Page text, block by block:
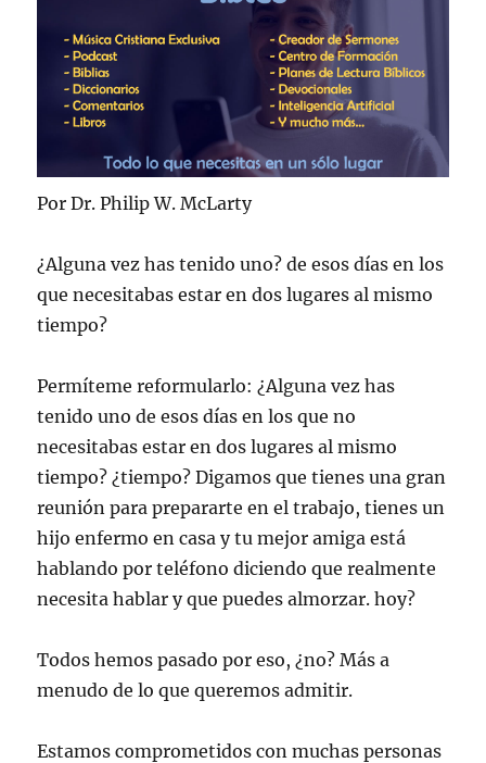
Por Dr. Philip W. McLarty
¿Alguna vez has tenido uno? de esos días en los
que necesitabas estar en dos lugares al mismo
tiempo?
Permíteme reformularlo: ¿Alguna vez has
tenido uno de esos días en los que no
necesitabas estar en dos lugares al mismo
tiempo? ¿tiempo? Digamos que tienes una gran
reunión para prepararte en el trabajo, tienes un
hijo enfermo en casa y tu mejor amiga está
hablando por teléfono diciendo que realmente
necesita hablar y que puedes almorzar. hoy?
Todos hemos pasado por eso, ¿no? Más a
menudo de lo que queremos admitir.
Estamos comprometidos con muchas personas